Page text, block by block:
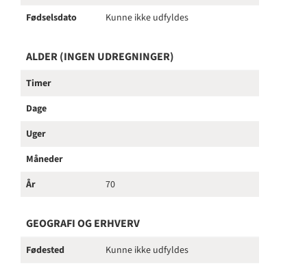
Fødselsdato
Kunne ikke udfyldes
ALDER (INGEN UDREGNINGER)
Timer
Dage
Uger
Måneder
År
70
GEOGRAFI OG ERHVERV
Fødested
Kunne ikke udfyldes